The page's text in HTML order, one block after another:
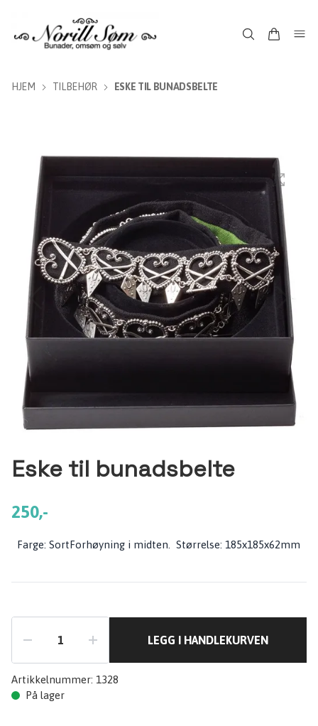
HJEM TILBEHØR ESKE TIL BUNADSBELTE
Eske til bunadsbelte
250,-
Farge: SortForhøyning i midten. Størrelse: 185x185x62mm
LEGG I HANDLEKURVEN
Artikkelnummer: 1328
På lager